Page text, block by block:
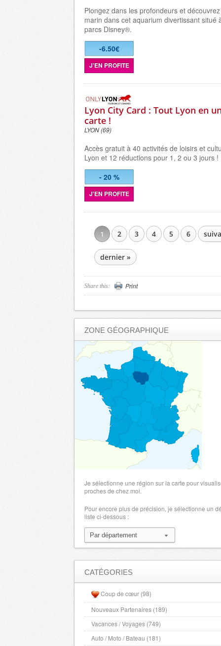
Plongez dans les profondeurs et
marin dans cet aquarium divertissant situé
parcs Disney®.
-6.50€
J'EN PROFITE
Lyon City Card : Tout Lyon en
carte !
LYON (69)
Accès gratuit à 40 activités de loisirs et
Lyon et 12 réductions pour 1, 2 ou 3 jours !
- 20 %
J'EN PROFITE
PAGES
1 2 3 4 5 6
dernier »
Share this: Print
ZONE GÉOGRAPHIQUE
Je sélectionne une région sur la carte pour
proches de chez moi.
Pour encore plus de précision, je sélectionne un
liste ci-dessous :
CATÉGORIES
Coup de cœur (98)
Nouveaux Partenaires (189)
Vacances / Voyages (749)
Auto / Moto / Bateau (181)